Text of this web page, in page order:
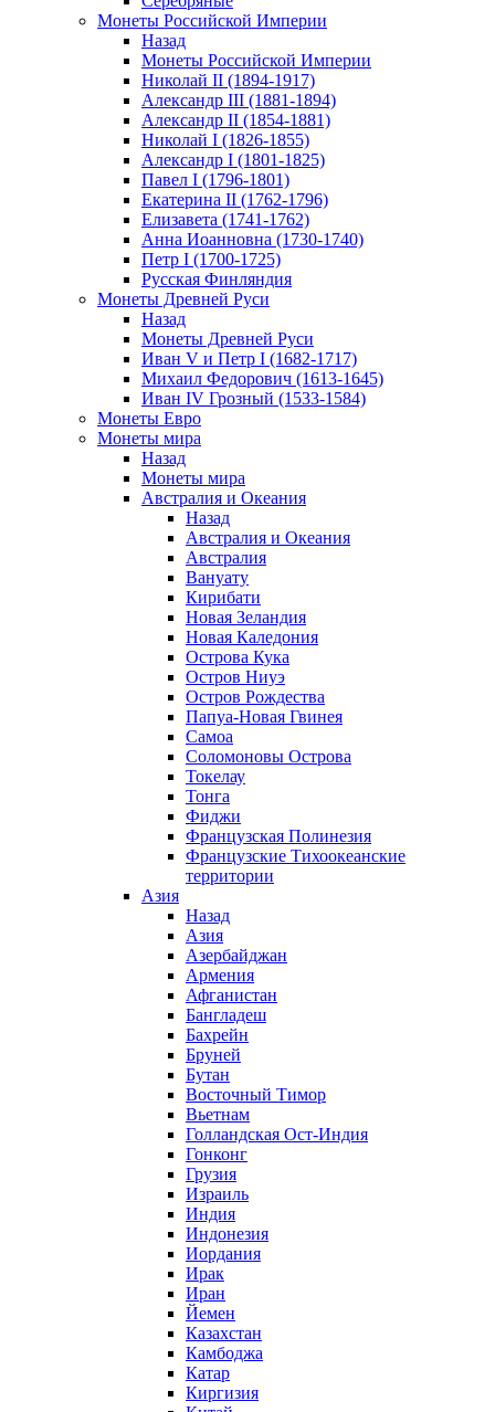
Монеты Российской Империи
Назад
Монеты Российской Империи
Николай II (1894-1917)
Александр III (1881-1894)
Александр II (1854-1881)
Николай I (1826-1855)
Александр I (1801-1825)
Павел I (1796-1801)
Екатерина II (1762-1796)
Елизавета (1741-1762)
Анна Иоанновна (1730-1740)
Петр I (1700-1725)
Русская Финляндия
Монеты Древней Руси
Назад
Монеты Древней Руси
Иван V и Петр I (1682-1717)
Михаил Федорович (1613-1645)
Иван IV Грозный (1533-1584)
Монеты Евро
Монеты мира
Назад
Монеты мира
Австралия и Океания
Назад
Австралия и Океания
Австралия
Вануату
Кирибати
Новая Зеландия
Новая Каледония
Острова Кука
Остров Ниуэ
Остров Рождества
Папуа-Новая Гвинея
Самоа
Соломоновы Острова
Токелау
Тонга
Фиджи
Французская Полинезия
Французские Тихоокеанские
территории
Азия
Назад
Азия
Азербайджан
Армения
Афганистан
Бангладеш
Бахрейн
Бруней
Бутан
Восточный Тимор
Вьетнам
Голландская Ост-Индия
Гонконг
Грузия
Израиль
Индия
Индонезия
Иордания
Ирак
Иран
Йемен
Казахстан
Камбоджа
Катар
Киргизия